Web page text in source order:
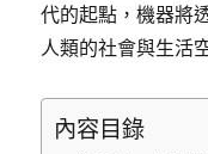
代的起點，機器將
人類的社會與生活
內容目錄